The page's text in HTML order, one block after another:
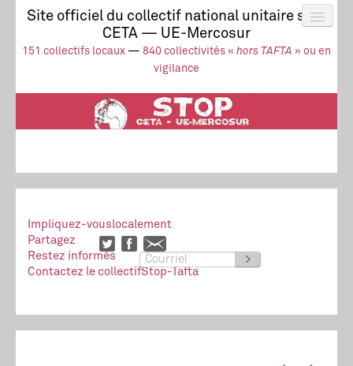
Site officiel du collectif national unitaire stop
CETA — UE-Mercosur
151 collectifs locaux — 840 collectivités « hors TAFTA » ou en
vigilance
Actus
UE-Mercosur
Stop à l’impunité !
TAFTA
CETA
Collectif
Impliquez-vouslocalement
Partagez
Restez informés
>
Contactez le collectifStop-Tafta